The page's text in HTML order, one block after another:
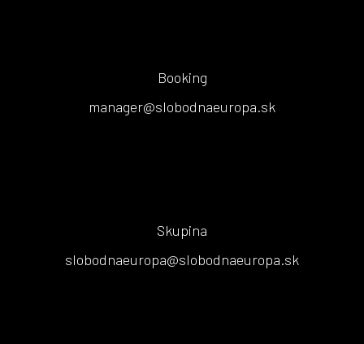
Booking
manager@slobodnaeuropa.sk
Skupina
slobodnaeuropa@slobodnaeuropa.sk